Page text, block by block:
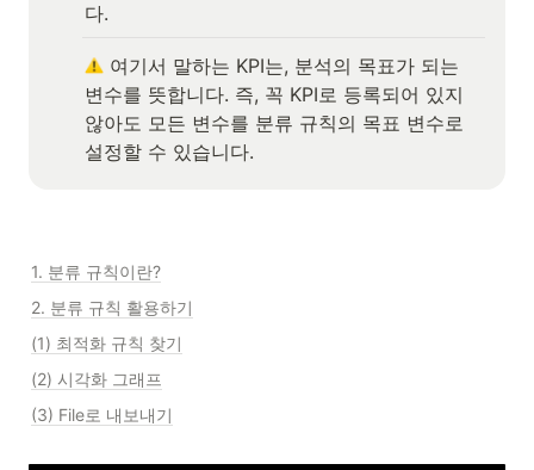
다.
여기서 말하는 KPI는, 분석의 목표가 되는
변수를 뜻합니다. 즉, 꼭 KPI로 등록되어 있지
않아도 모든 변수를 분류 규칙의 목표 변수로
설정할 수 있습니다.
1. 분류 규칙이란?
2. 분류 규칙 활용하기
(1) 최적화 규칙 찾기
(2) 시각화 그래프
(3) File로 내보내기